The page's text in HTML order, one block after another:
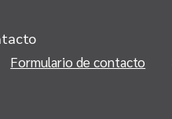
Formulario de contacto